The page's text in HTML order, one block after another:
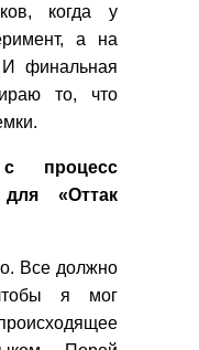
когда у
а на
финальная
то, что
процесс
«Оттак
Все должно
я мог